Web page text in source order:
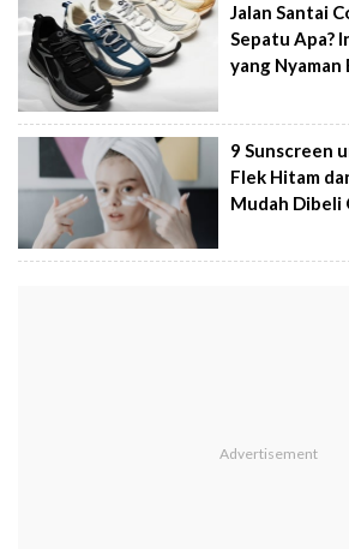
Jalan Santai
Sepatu Apa?
yang
9 Sunscreen
Flek Hitam
Mudah Dibeli